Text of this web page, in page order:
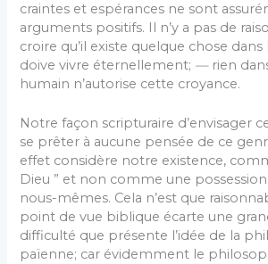
craintes et espérances ne sont
arguments positifs. Il n’y a pas de
croire qu’il existe quelque chose
doive vivre éternellement; — rien
humain n’au­torise cette croyance.
Notre façon scripturaire d’envisager
se prêter à aucune pensée de ce
effet considère notre existence,
Dieu ” et non comme une
nous-mêmes. Cela n’est que
point de vue biblique écarte une
difficulté que présente l’idée de la
païenne; car évi­demment le